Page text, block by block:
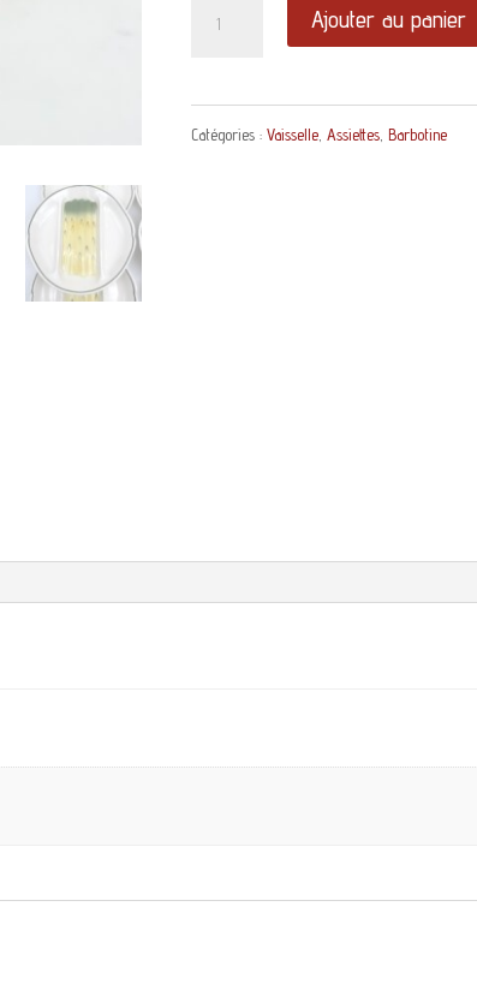
quantité
Assiette
à
Ajouter au panier
Catégories : Vaisselle, Assiettes, Barbotine